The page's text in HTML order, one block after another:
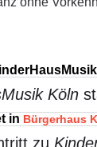
Köln
in Bürgerhaus
zu